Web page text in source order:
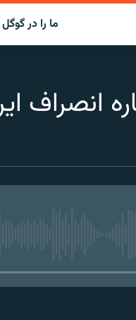
ما را در
انصراف